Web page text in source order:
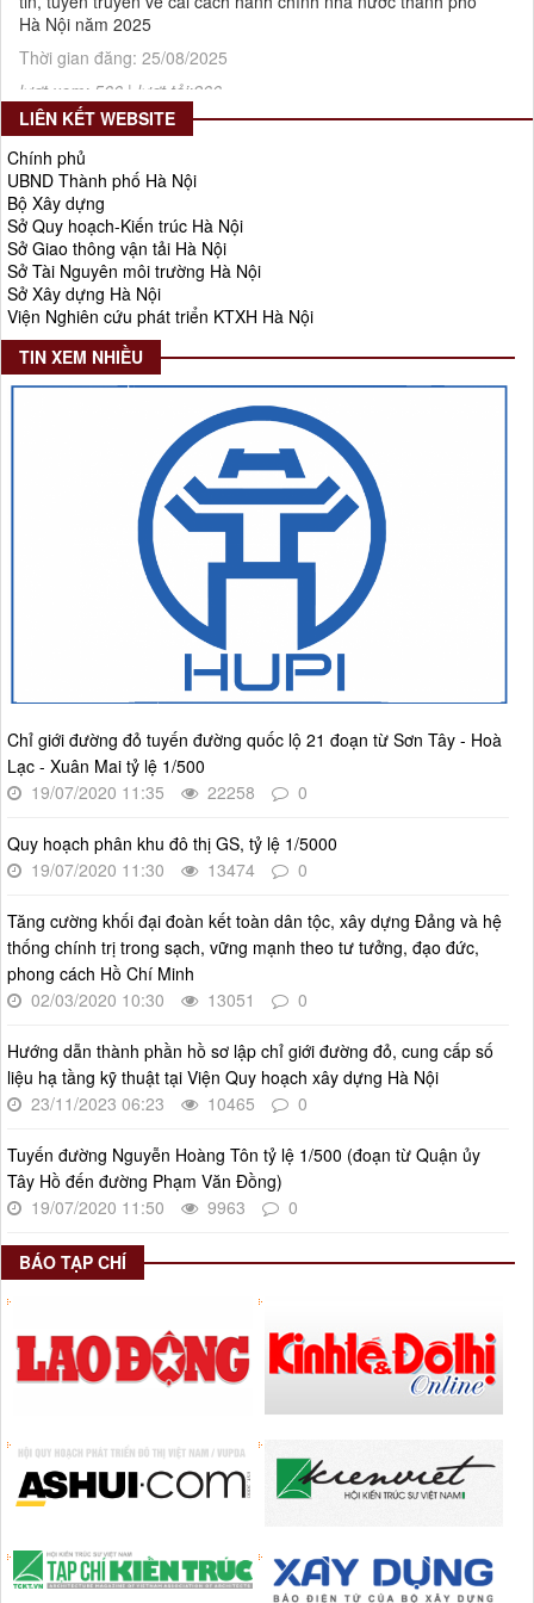
Hà Nội năm 2025
55-KH/ĐU
Kế hoạch Triển khai Phong trào "Bình dân học vụ số"
Thời gian đăng: 02/06/2025
lượt xem: 620 | lượt tải:268
Số 27/UBND-ĐT
Triển khai thực hiện Nghị quyết số 34/2024/NQ-HĐND ngày
19/11/2024 của Hội đồng nhân dân Thành phố.
Thời gian đăng: 08/01/2025
lượt xem: 947 | lượt tải:404
Kế hoạch Thông tin, tuyên truyền về cải cách hành chính nhà
nước của Viện Quy hoạch xây dựng Hà Nội giai đoạn 2026 -
Thời gian đăng: 16/07/2026
lượt xem: 73 | lượt tải:30
Quyết định số 2512/QĐ-UBND v/v Phê duyệt Quy hoạch tổng
thể Thủ đô Hà Nội tầm nhìn 100 năm
Thời gian đăng: 14/05/2026
lượt xem: 1219 | lượt tải:730
Quyết định số 4386/QĐ-UBND v/v Ban hành Kế hoạch thông
tin, tuyên truyền về cải cách hành chính nhà nước thành phố
Hà Nội năm 2025
lượt xem: 566 | lượt tải:266
Kế hoạch Triển khai Phong trào "Bình dân học vụ số"
Thời gian đăng: 02/06/2025
lượt xem: 620 | lượt tải:268
Triển khai thực hiện Nghị quyết số 34/2024/NQ-HĐND ngày
19/11/2024 của Hội đồng nhân dân Thành phố.
Thời gian đăng: 08/01/2025
LIÊN KẾT WEBSITE
Chính phủ
UBND Thành phố Hà Nội
Bộ Xây dựng
Sở Quy hoạch-Kiến trúc Hà Nội
Sở Giao thông vận tải Hà Nội
Sở Tài Nguyên môi trường Hà Nội
Sở Xây dựng Hà Nội
Viện Nghiên cứu phát triển KTXH Hà Nội
TIN XEM NHIỀU
Chỉ giới đường đỏ tuyến đường quốc lộ 21 đoạn từ Sơn Tây - Hoà
Lạc - Xuân Mai tỷ lệ 1/500
19/07/2020 11:35
22258 0
Quy hoạch phân khu đô thị GS, tỷ lệ 1/5000
19/07/2020 11:30
13474 0
Tăng cường khối đại đoàn kết toàn dân tộc, xây dựng Đảng và hệ
thống chính trị trong sạch, vững mạnh theo tư tưởng, đạo đức,
phong cách Hồ Chí Minh
02/03/2020 10:30
13051 0
Hướng dẫn thành phần hồ sơ lập chỉ giới đường đỏ, cung cấp số
liệu hạ tầng kỹ thuật tại Viện Quy hoạch xây dựng Hà Nội
23/11/2023 06:23
10465 0
Tuyến đường Nguyễn Hoàng Tôn tỷ lệ 1/500 (đoạn từ Quận ủy
Tây Hồ đến đường Phạm Văn Đồng)
19/07/2020 11:50
9963 0
BÁO TẠP CHÍ